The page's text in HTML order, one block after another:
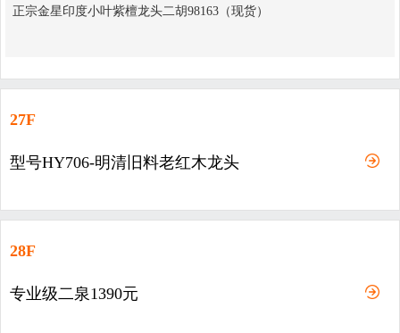
正宗金星印度小叶紫檀龙头二胡98163（现货）
27F
型号HY706-明清旧料老红木龙头
28F
专业级二泉1390元